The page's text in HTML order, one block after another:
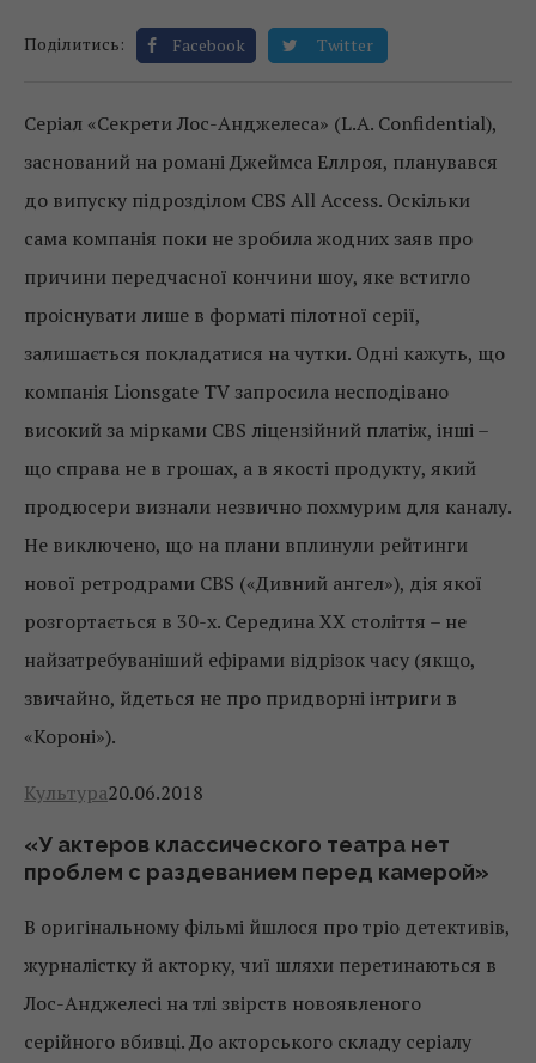
Поділитись: Facebook Twitter
Серіал «Секрети Лос-Анджелеса» (L.A. Confidential),
заснований на романі Джеймса Еллроя, планувався
до випуску підрозділом CBS All Access. Оскільки
сама компанія поки не зробила жодних заяв про
причини передчасної кончини шоу, яке встигло
проіснувати лише в форматі пілотної серії,
залишається покладатися на чутки. Одні кажуть, що
компанія Lionsgate TV запросила несподівано
високий за мірками CBS ліцензійний платіж, інші –
що справа не в грошах, а в якості продукту, який
продюсери визнали незвично похмурим для каналу.
Не виключено, що на плани вплинули рейтинги
нової ретродрами CBS («Дивний ангел»), дія якої
розгортається в 30-х. Середина XX століття – не
найзатребуваніший ефірами відрізок часу (якщо,
звичайно, йдеться не про придворні інтриги в
«Короні»).
Культура20.06.2018
«У актеров классического театра нет
проблем с раздеванием перед камерой»
В оригінальному фільмі йшлося про тріо детективів,
журналістку й акторку, чиї шляхи перетинаються в
Лос-Анджелесі на тлі звірств новоявленого
серійного вбивці. До акторського складу серіалу